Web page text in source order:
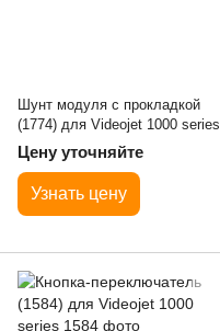
Шунт модуля с прокладкой
(1774) для Videojet 1000 series
Цену уточняйте
Узнать цену